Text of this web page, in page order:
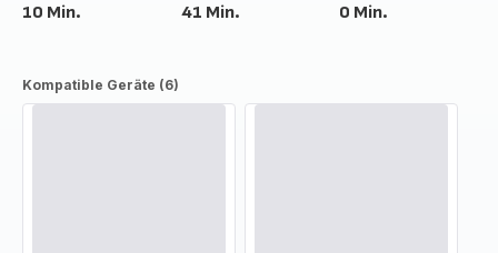
10 Min. 41 Min. 0 Min.
Kompatible Geräte (6)